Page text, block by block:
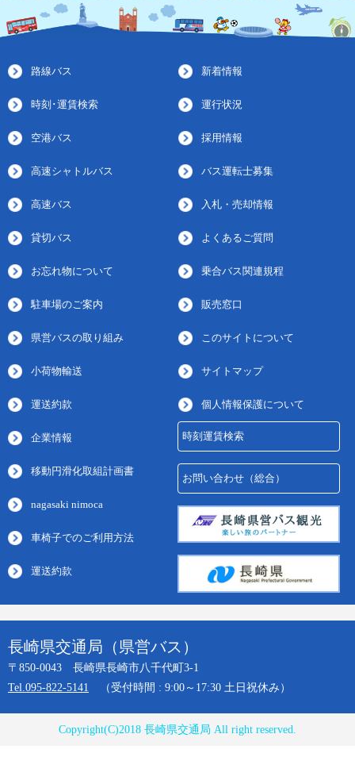
路線バス
時刻･運賃検索
空港バス
高速シャトルバス
高速バス
貸切バス
お忘れ物について
駐車場のご案内
県営バスの取り組み
小荷物輸送
運送約款
企業情報
移動円滑化取組計画書
nagasaki nimoca
車椅子でのご利用方法
運送約款
新着情報
運行状況
採用情報
バス運転士募集
入札・売却情報
よくあるご質問
乗合バス関連規程
販売窓口
このサイトについて
サイトマップ
個人情報保護について
時刻運賃検索
お問い合わせ（総合）
長崎県交通局（県営バス）
〒850-0043 長崎県長崎市八千代町3-1
Tel.095-822-5141
（受付時間 : 9:00～17:30 土日祝休み）
Copyright(C)2018 長崎県交通局 All right reserved.